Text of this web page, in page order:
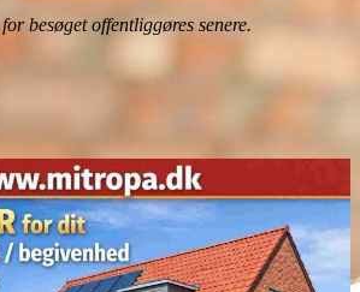
besøget offentliggøres senere.